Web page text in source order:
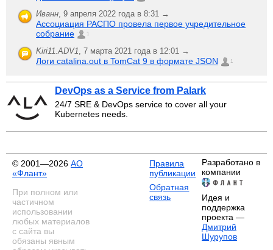
Иванн 9 апреля 2022 года в 8:31 →
Ассоциация РАСПО провела первое учредительное
собрание
1
Kiri11.ADV1 7 марта 2021 года в 12:01 →
Логи catalina.out в TomCat 9 в формате JSON 1
DevOps as a Service from Palark
24/7 SRE & DevOps service to cover all your
Kubernetes needs.
© 2001—2026 АО
«Флант»
При полном или
частичном
использовании
любых материалов
с сайта вы
обязаны явным
Правила
публикации
Обратная
связь
Разработано в
компании
Идея и
поддержка
проекта —
Дмитрий
Шурупов